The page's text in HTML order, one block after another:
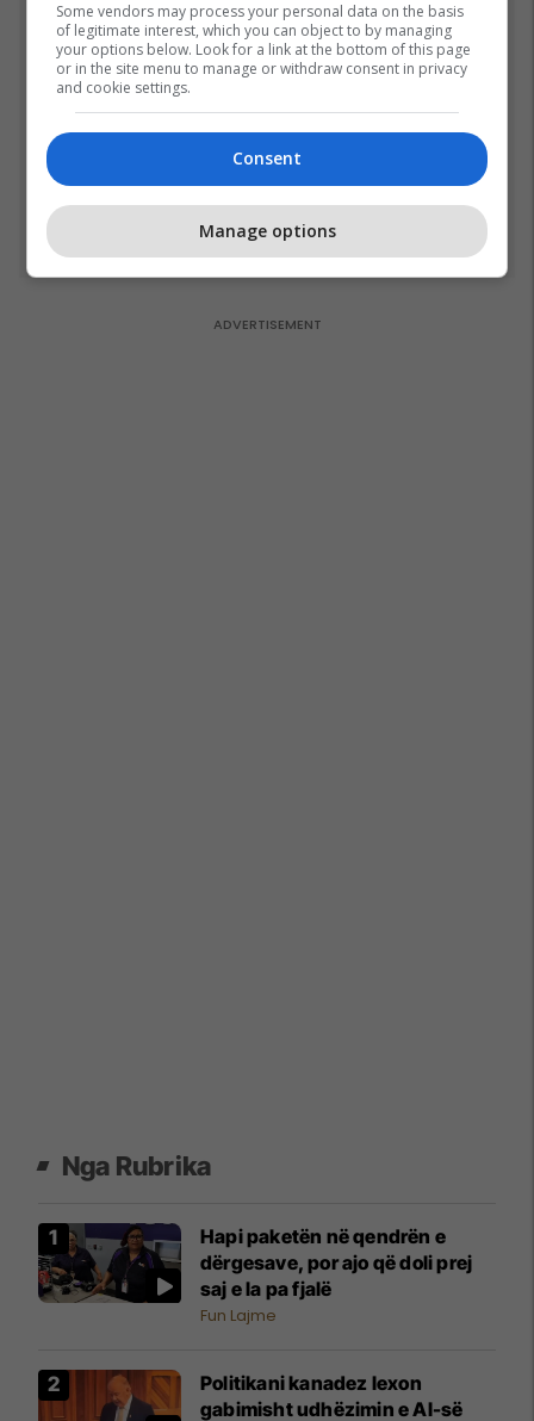
Vetëm dy raunde dhe
miliona euro në xhep,
zbulohet sa fituan Joshua
Pesë ditë pas marrjes së
detyrës, shefi i ri i ushtrisë
ukrainase urdhëron
kontroll të madh
26/07/2026
Nga Rubrika
Hapi paketën në qendrën e
dërgesave, por ajo që doli prej
saj e la pa fjalë
Fun Lajme
Politikani kanadez lexon
gabimisht udhëzimin e AI-së
Some vendors may process your personal data on the basis
of legitimate interest, which you can object to by managing
your options below. Look for a link at the bottom of this page
or in the site menu to manage or withdraw consent in privacy
and cookie settings.
Consent
Manage options